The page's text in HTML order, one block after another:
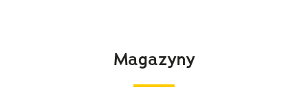
Magazyny